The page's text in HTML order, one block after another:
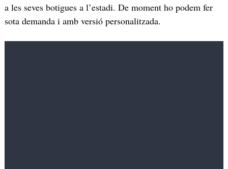
a les seves botigues a l’estadi. De moment ho podem fer
sota demanda i amb versió personalitzada.